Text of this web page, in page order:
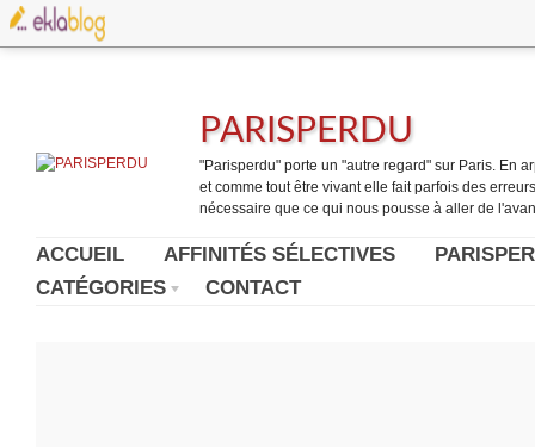
PARISPERDU
"Parisperdu" porte un "autre regard" sur Paris. En
et comme tout être vivant elle fait parfois des
nécessaire que ce qui nous pousse à aller de
ACCUEIL AFFINITÉS SÉLECTIVES
CATÉGORIES
CONTACT